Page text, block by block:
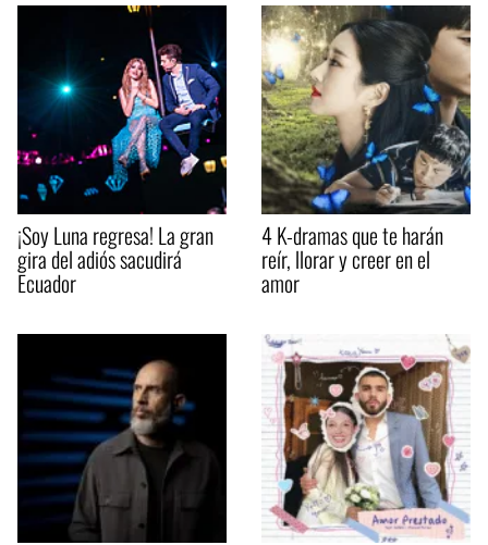
¡Soy Luna regresa! La gran
gira del adiós sacudirá
Ecuador
4 K-dramas que te harán
reír, llorar y creer en el
amor